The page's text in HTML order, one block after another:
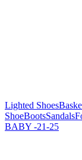
Lighted Shoes
ShoeBootsSandals
BABY -21-25